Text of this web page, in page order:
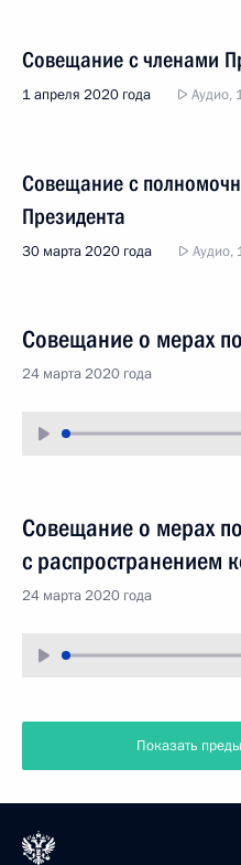
Совещание с членами
1 апреля 2020 года Аудио,
Совещание с
Президента
30 марта 2020 года Аудио,
Совещание о мерах
24 марта 2020 года
Совещание о мерах
с распространением
24 марта 2020 года
Показать